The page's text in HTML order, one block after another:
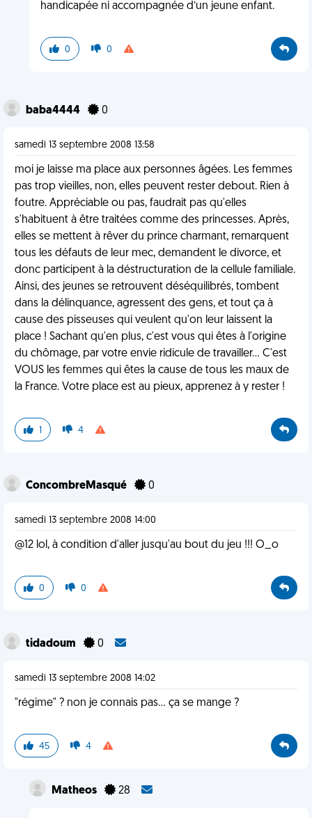
handicapée ni accompagnée d’un jeune enfant.
0 0
baba4444 0
samedi 13 septembre 2008 13:58
moi je laisse ma place aux personnes âgées. Les femmes
pas trop vieilles, non, elles peuvent rester debout. Rien à
foutre. Appréciable ou pas, faudrait pas qu'elles
s'habituent à être traitées comme des princesses. Après,
elles se mettent à rêver du prince charmant, remarquent
tous les défauts de leur mec, demandent le divorce, et
donc participent à la déstructuration de la cellule familiale.
Ainsi, des jeunes se retrouvent déséquilibrés, tombent
dans la délinquance, agressent des gens, et tout ça à
cause des pisseuses qui veulent qu'on leur laissent la
place ! Sachant qu'en plus, c'est vous qui êtes à l'origine
du chômage, par votre envie ridicule de travailler... C'est
VOUS les femmes qui êtes la cause de tous les maux de
la France. Votre place est au pieux, apprenez à y rester !
1 4
ConcombreMasqué 0
samedi 13 septembre 2008 14:00
@12 lol, à condition d'aller jusqu'au bout du jeu !!! O_o
0 0
tidadoum 0
samedi 13 septembre 2008 14:02
"régime" ? non je connais pas... ça se mange ?
45 4
Matheos 28